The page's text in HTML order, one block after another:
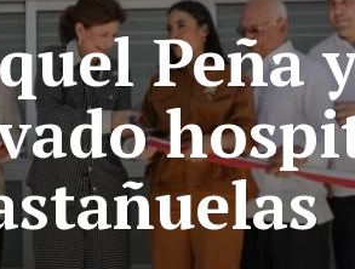
Peña